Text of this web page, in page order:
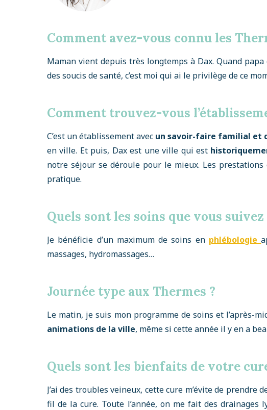
Comment avez-vous connu les
Maman vient depuis très longtemps à Dax. Quand
des soucis de santé, c’est moi qui ai le privilège de ce
Comment trouvez-vous
C’est un établissement avec un savoir-faire familial et
en ville. Et puis, Dax est une ville qui est
notre séjour se déroule pour le mieux. Les
pratique.
Quels sont les soins que vous suivez
Je bénéficie d’un maximum de soins en phlébologie
massages, hydromassages…
Journée type aux Thermes ?
Le matin, je suis mon programme de soins et l’après-
animations de la ville, même si cette année il y en a
Quels sont les bienfaits de votre
J’ai des troubles veineux, cette cure m’évite de
fil de la cure. Toute l’année, on me fait des